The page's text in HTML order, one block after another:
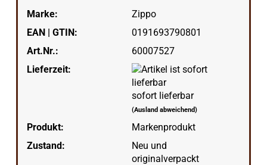
Marke:
Zippo
EAN | GTIN:
0191693790801
Art.Nr.:
60007527
Lieferzeit:
sofort lieferbar
(Ausland abweichend)
Produkt:
Markenprodukt
Zustand:
Neu und
originalverpackt